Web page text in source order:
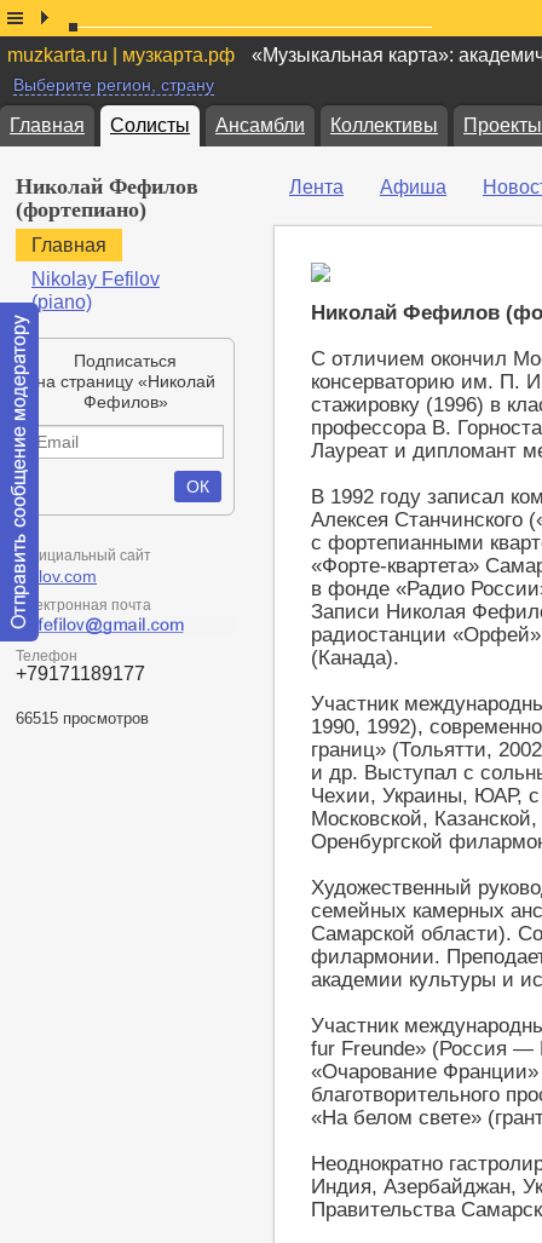
muzkarta.ru | музкарта.рф «Музыкальная карта»:
Выберите регион, страну
Главная Солисты Ансамбли Коллективы Проекты
Николай Фефилов
(фортепиано)
Главная
Nikolay Fefilov
(piano)
Подписаться
на страницу «Николай
Фефилов»
Официальный сайт
fefilov.com
Электронная почта
Телефон
+79171189177
66515 просмотров
Лента Афиша
Николай Фефилов
С отличием окончил
консерваторию им. П.
стажировку (1996) в
профессора В.
Лауреат и дипломант
В 1992 году записал
Алексея Станчинского
с фортепианными
«Форте-квартета»
в фонде «Радио
Записи Николая
радиостанции
(Канада).
Участник
1990, 1992),
границ» (Тольятти,
и др. Выступал с
Чехии, Украины, ЮАР,
Московской,
Оренбургской
Художественный
семейных камерных
Самарской области).
филармонии.
академии культуры и
Участник
fur Freunde» (Россия —
«Очарование
благотворительного
«На белом свете»
Неоднократно
Индия, Азербайджан,
Правительства
Отправить
сообщение